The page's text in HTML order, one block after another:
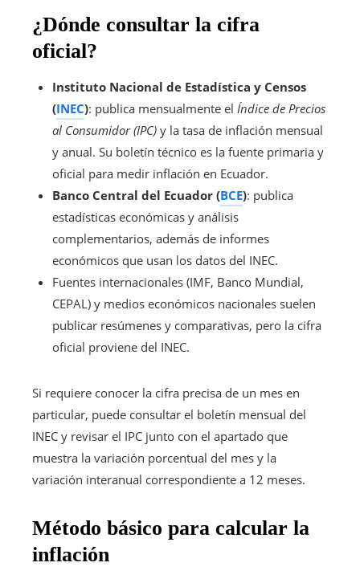
¿Dónde consultar la cifra
oficial?
Instituto Nacional de Estadística y Censos
(INEC): publica mensualmente el Índice de Precios
al Consumidor (IPC) y la tasa de inflación mensual
y anual. Su boletín técnico es la fuente primaria y
oficial para medir inflación en Ecuador.
Banco Central del Ecuador (BCE): publica
estadísticas económicas y análisis
complementarios, además de informes
económicos que usan los datos del INEC.
Fuentes internacionales (IMF, Banco Mundial,
CEPAL) y medios económicos nacionales suelen
publicar resúmenes y comparativas, pero la cifra
oficial proviene del INEC.
Si requiere conocer la cifra precisa de un mes en
particular, puede consultar el boletín mensual del
INEC y revisar el IPC junto con el apartado que
muestra la variación porcentual del mes y la
variación interanual correspondiente a 12 meses.
Método básico para calcular la
inflación